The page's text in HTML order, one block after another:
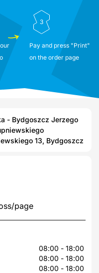
3
Pay and press "Print"
on the order page
- Bydgoszcz Jerzego
13, Bydgoszcz
08:00 - 18:00
08:00 - 18:00
08:00 - 18:00
page